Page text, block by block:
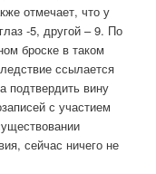
отмечает, что у
-5, другой – 9. По
броске в таком
ссылается
подтвердить вину
с участием
сейчас ничего не